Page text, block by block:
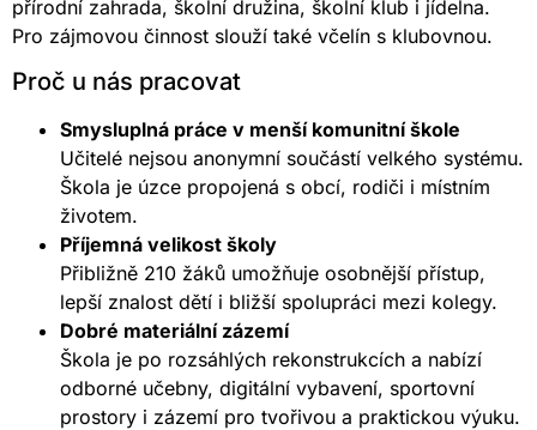
přírodní zahrada, školní družina, školní klub i jídelna.
Pro zájmovou činnost slouží také včelín s klubovnou.
Proč u nás pracovat
Smysluplná práce v menší komunitní škole
Učitelé nejsou anonymní součástí velkého systému.
Škola je úzce propojená s obcí, rodiči i místním
životem.
Příjemná velikost školy
Přibližně 210 žáků umožňuje osobnější přístup,
lepší znalost dětí i bližší spolupráci mezi kolegy.
Dobré materiální zázemí
Škola je po rozsáhlých rekonstrukcích a nabízí
odborné učebny, digitální vybavení, sportovní
prostory i zázemí pro tvořivou a praktickou výuku.